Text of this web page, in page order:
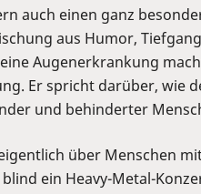
auch einen ganz
aus Humor,
Augenerkrankung
Er spricht darüber, wie
und behinderter
über Menschen
ein Heavy-Metal-